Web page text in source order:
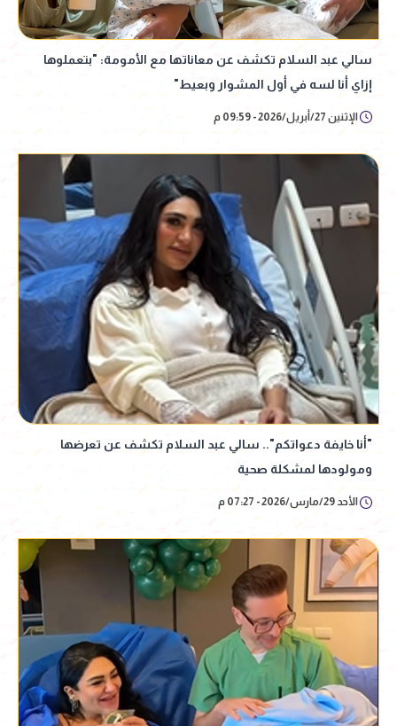
سالي عبد السلام تكشف عن معاناتها مع الأمومة: "بتعملوها
إزاي أنا لسه في أول المشوار وبعيط"
الإثنين 27/أبريل/2026 - 09:59 م
"أنا خايفة دعواتكم".. سالي عبد السلام تكشف عن تعرضها
ومولودها لمشكلة صحية
الأحد 29/مارس/2026 - 07:27 م